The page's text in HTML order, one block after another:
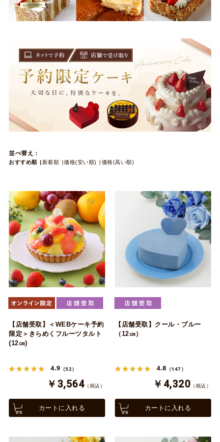
並べ替え：
おすすめ順 新着順 価格(安い順) 価格(高い順)
【店舗受取】＜WEBケーキ予約
限定＞きらめくフルーツタルト
(12㎝)
4.9 （52）
￥3,564 （税込）
カートに入れる
【店舗受取】クール・ブルー
（12㎝）
4.8 （147）
￥4,320 （税込）
カートに入れる